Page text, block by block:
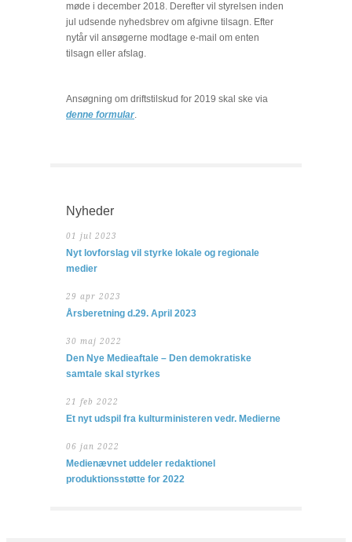
møde i december 2018. Derefter vil styrelsen inden
jul udsende nyhedsbrev om afgivne tilsagn. Efter
nytår vil ansøgerne modtage e-mail om enten
tilsagn eller afslag.
Ansøgning om driftstilskud for 2019 skal ske via
denne formular.
Nyheder
01 jul 2023
Nyt lovforslag vil styrke lokale og regionale
medier
29 apr 2023
Årsberetning d.29. April 2023
30 maj 2022
Den Nye Medieaftale – Den demokratiske
samtale skal styrkes
21 feb 2022
Et nyt udspil fra kulturministeren vedr. Medierne
06 jan 2022
Medienævnet uddeler redaktionel
produktionsstøtte for 2022